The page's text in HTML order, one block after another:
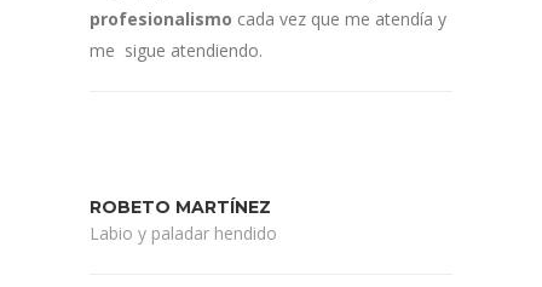
profesionalismo cada vez que me atendía y
me sigue atendiendo.
ROBETO MARTÍNEZ
Labio y paladar hendido